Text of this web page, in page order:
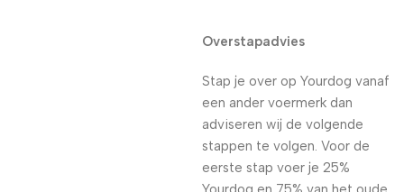
Overstapadvies
Stap je over op Yourdog vanaf
een ander voermerk dan
adviseren wij de volgende
stappen te volgen. Voor de
eerste stap voer je 25%